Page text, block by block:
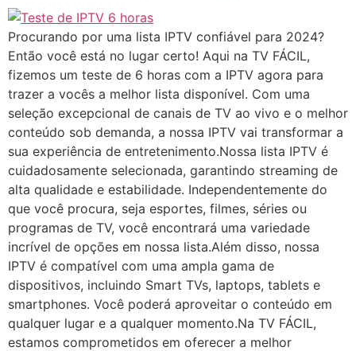
Procurando por uma lista IPTV confiável para 2024?
Então você está no lugar certo! Aqui na TV FÁCIL,
fizemos um teste de 6 horas com a IPTV agora para
trazer a vocês a melhor lista disponível. Com uma
seleção excepcional de canais de TV ao vivo e o melhor
conteúdo sob demanda, a nossa IPTV vai transformar a
sua experiência de entretenimento.Nossa lista IPTV é
cuidadosamente selecionada, garantindo streaming de
alta qualidade e estabilidade. Independentemente do
que você procura, seja esportes, filmes, séries ou
programas de TV, você encontrará uma variedade
incrível de opções em nossa lista.Além disso, nossa
IPTV é compatível com uma ampla gama de
dispositivos, incluindo Smart TVs, laptops, tablets e
smartphones. Você poderá aproveitar o conteúdo em
qualquer lugar e a qualquer momento.Na TV FÁCIL,
estamos comprometidos em oferecer a melhor